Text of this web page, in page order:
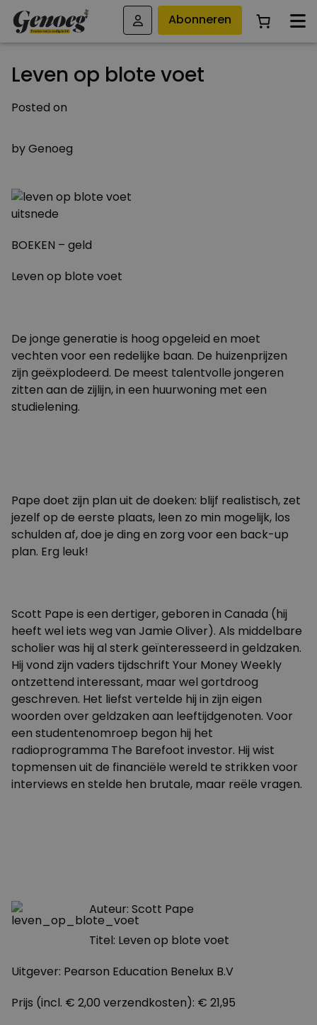
Abonneren
Leven op blote voet
Posted on
byGenoeg
BOEKEN – geld
Leven op blote voet
De jonge generatie is hoog opgeleid en moet
vechten voor een redelijke baan. De huizenprijzen
zijn geëxplodeerd. De meest talentvolle jongeren
zitten aan de zijlijn, in een huurwoning met een
studielening.
Pape doet zijn plan uit de doeken: blijf realistisch, zet
jezelf op de eerste plaats, leen zo min mogelijk, los
schulden af, doe je ding en zorg voor een back-up
plan. Erg leuk!
Scott Pape is een dertiger, geboren in Canada (hij
heeft wel iets weg van Jamie Oliver). Als middelbare
scholier was hij al sterk geïnteresseerd in geldzaken.
Hij vond zijn vaders tijdschrift Your Money Weekly
ontzettend interessant, maar wel gortdroog
geschreven. Het liefst vertelde hij in zijn eigen
woorden over geldzaken aan leeftijdgenoten. Voor
een studentenomroep begon hij het
radioprogramma The Barefoot investor. Hij wist
topmensen uit de financiële wereld te strikken voor
interviews en stelde hen brutale, maar reële vragen.
Auteur: Scott Pape
Titel: Leven op blote voet
Uitgever: Pearson Education Benelux B.V
Prijs (incl. € 2,00 verzendkosten): € 21,95